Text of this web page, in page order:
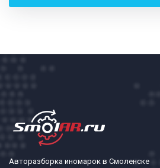
Авторазборка иномарок в Смоленске